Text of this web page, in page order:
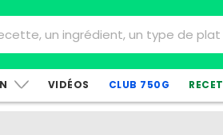
VIDÉOS CLUB 750G